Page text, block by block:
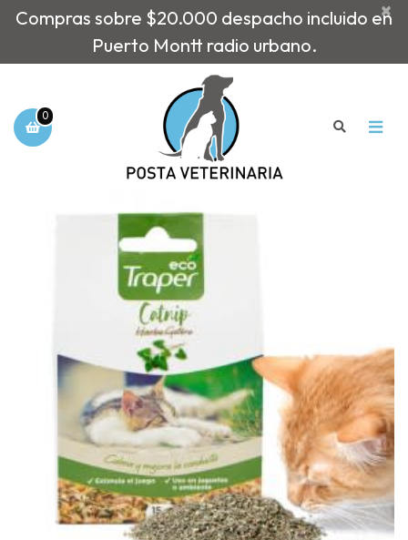
Compras sobre $20.000 despacho incluido en
Puerto Montt radio urbano.
×
0